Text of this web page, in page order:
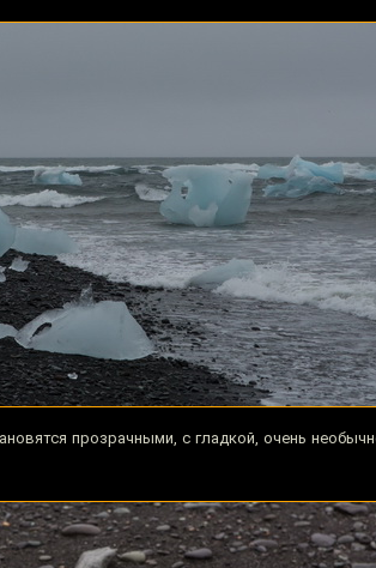
прозрачными, с гладкой, очень